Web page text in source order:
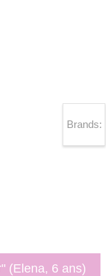
(Elena, 6 ans)
Brands: